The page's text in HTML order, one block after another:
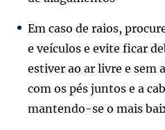
Em caso de raios,
e veículos e evite ficar
estiver ao ar livre e sem
com os pés juntos e a
mantendo-se o mais